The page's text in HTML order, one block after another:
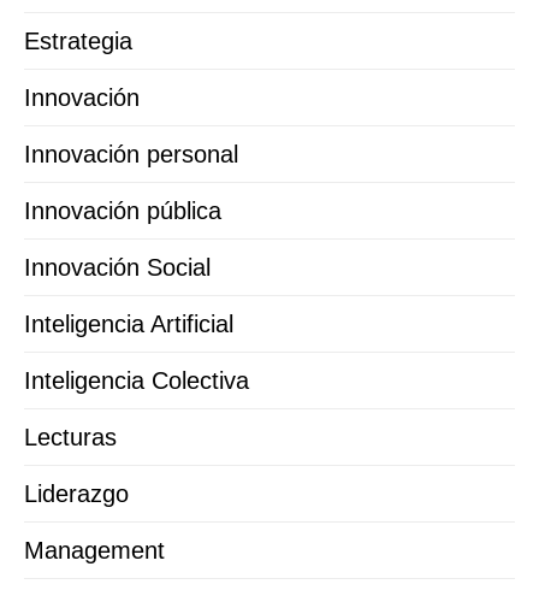
Estrategia
Innovación
Innovación personal
Innovación pública
Innovación Social
Inteligencia Artificial
Inteligencia Colectiva
Lecturas
Liderazgo
Management